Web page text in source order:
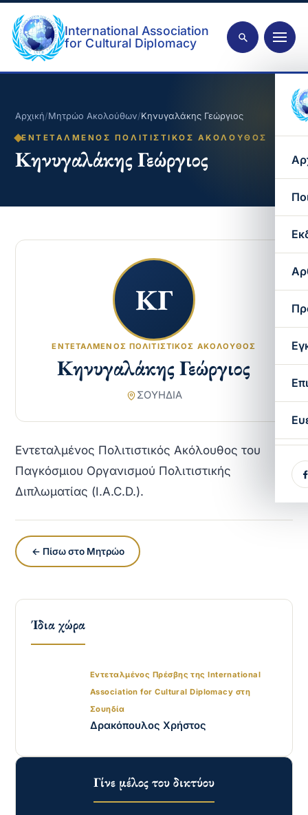
International Association
for Cultural Diplomacy
Αρχική/Μητρώο Ακολούθων/Κηνυγαλάκης Γεώργιος
ΕΝΤΕΤΑΛΜΈΝΟΣ ΠΟΛΙΤΙΣΤΙΚΌΣ ΑΚΌΛΟΥΘΟΣ
Κηνυγαλάκης Γεώργιος
ΚΓ
ΕΝΤΕΤΑΛΜΈΝΟΣ ΠΟΛΙΤΙΣΤΙΚΌΣ ΑΚΌΛΟΥΘΟΣ
Κηνυγαλάκης Γεώργιος
ΣΟΥΗΔΙΑ
Εντεταλμένος Πολιτιστικός Ακόλουθος του
Παγκόσμιου Οργανισμού Πολιτιστικής
Διπλωματίας (I.A.C.D.).
← Πίσω στο Μητρώο
Ίδια χώρα
Εντεταλμένος Πρέσβης της International
Association for Cultural Diplomacy στη
Σουηδία
Δρακόπουλος Χρήστος
Γίνε μέλος του δικτύου